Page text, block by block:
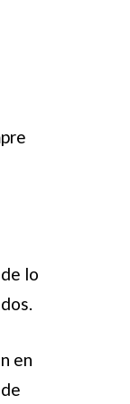
lo
en